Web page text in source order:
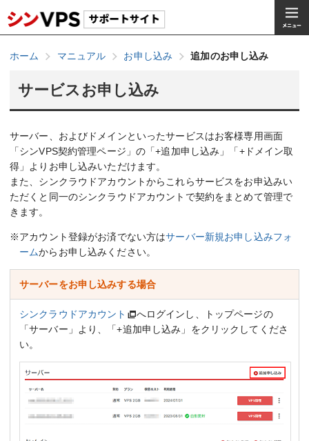
ホーム マニュアル お申し込み 追加のお申し込み
サービスお申し込み
サーバー、およびドメインといったサービスはお客様専用画面
「シンVPS契約管理ページ」の「+追加申し込み」「+ドメイン取
得」よりお申し込みいただけます。
また、シンクラウドアカウントからこれらサービスをお申込みい
ただくと同一のシンクラウドアカウントで契約をまとめて管理で
きます。
※アカウント登録がお済でない方はサーバー新規お申し込みフォ
ームからお申し込みください。
サーバーをお申し込みする場合
シンクラウドアカウント
へログインし、トップページの
「サーバー」より、「+追加申し込み」をクリックしてくださ
い。